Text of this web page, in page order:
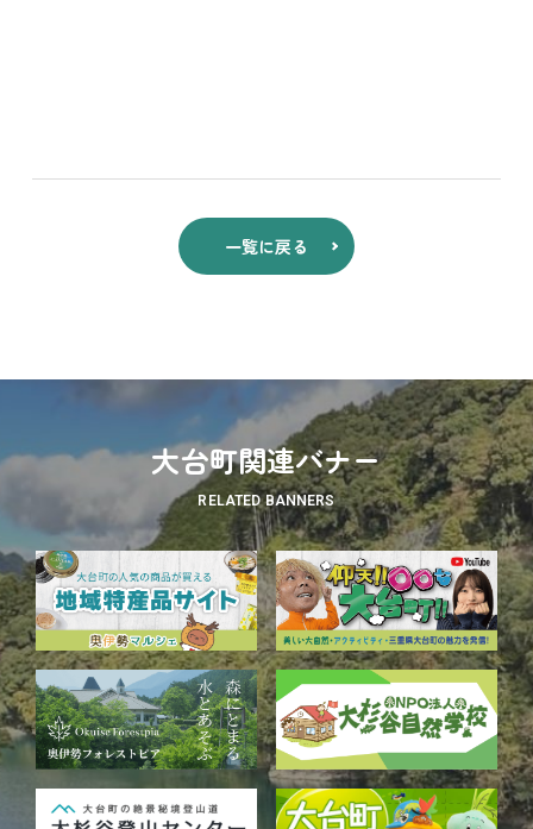
一覧に戻る
大台町関連バナー
RELATED BANNERS